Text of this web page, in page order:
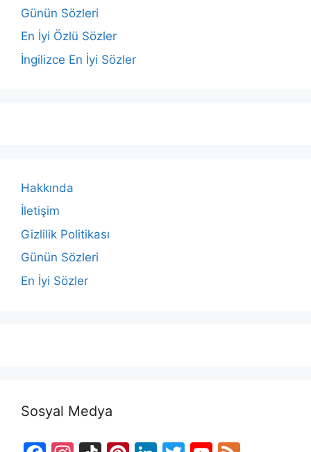
Günün Sözleri
En İyi Özlü Sözler
İngilizce En İyi Sözler
Hakkında
İletişim
Gizlilik Politikası
Günün Sözleri
En İyi Sözler
Sosyal Medya